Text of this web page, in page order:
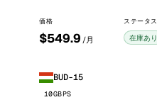
価格
$549.9 /月
ステータス
在庫あり
BUD-15
10GBPS